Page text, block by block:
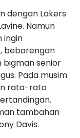
dengan Lakers
Namun
ingin
bebarengan
bigman senior
Pada musim
rata-rata
tambahan
Davis.